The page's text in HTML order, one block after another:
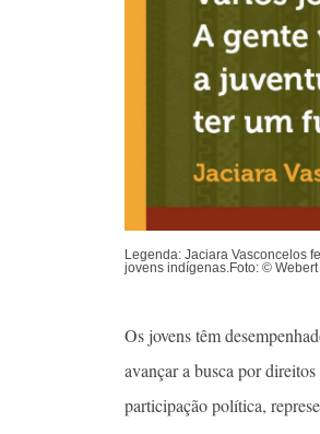
Legenda: Jaciara Vasconcelos
jovens indígenas.Foto: ©
Os jovens têm
avançar a busca por
participação política,